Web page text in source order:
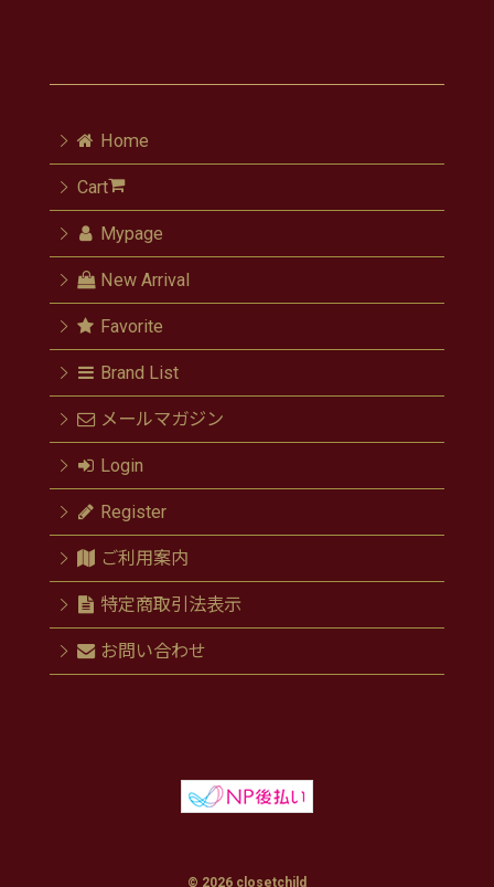
Home
Cart
Mypage
New Arrival
Favorite
Brand List
メールマガジン
Login
Register
ご利用案内
特定商取引法表示
お問い合わせ
© 2026 closetchild